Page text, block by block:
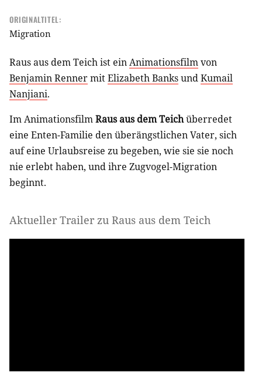
ORIGINALTITEL:
Migration
Raus aus dem Teich ist einAnimationsfilmvon
Benjamin RennermitElizabeth BanksundKumail
Nanjiani.
Im AnimationsfilmRaus aus dem Teichüberredet
eine Enten-Familie den überängstlichen Vater, sich
auf eine Urlaubsreise zu begeben, wie sie sie noch
nie erlebt haben, und ihre Zugvogel-Migration
beginnt.
Aktueller Trailer zu Raus aus dem Teich